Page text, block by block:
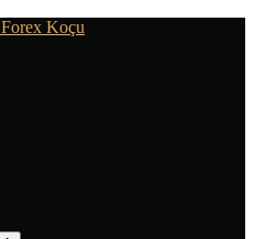
Forex Koçu